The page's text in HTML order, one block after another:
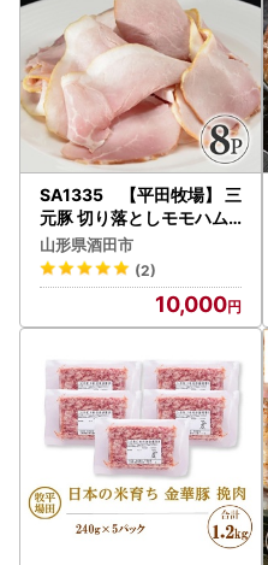
SA1335 【平田牧場】 三
元豚 切り落としモモハム
100g×8パック
山形県酒田市
(2)
10,000